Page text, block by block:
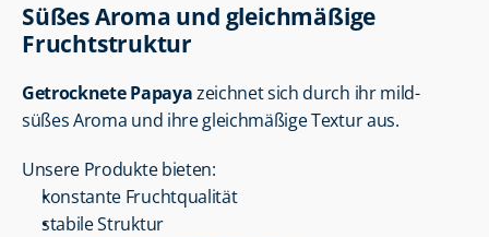
Süßes Aroma und gleichmäßige
Fruchtstruktur
Getrocknete Papaya zeichnet sich durch ihr mild-
süßes Aroma und ihre gleichmäßige Textur aus.
Unsere Produkte bieten:
konstante Fruchtqualität
stabile Struktur